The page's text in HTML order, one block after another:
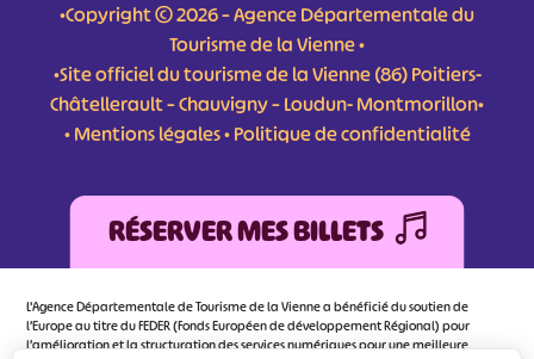
•Copyright © 2026 – Agence Départementale du
Tourisme de la Vienne •
•Site officiel du tourisme de la Vienne (86) Poitiers-
Châtellerault – Chauvigny – Loudun- Montmorillon•
•Mentions légales•Politique de confidentialité
RÉSERVER MES BILLETS
L'Agence Départementale de Tourisme de la Vienne a bénéficié du soutien de
l’Europe au titre du FEDER (Fonds Européen de développement Régional) pour
l’amélioration et la structuration des services numériques pour une meilleure